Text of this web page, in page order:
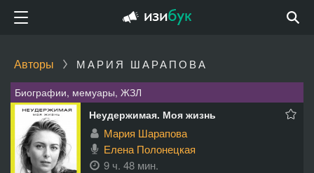
Авторы МАРИЯ ШАРАПОВА
Биографии, мемуары, ЖЗЛ
Неудержимая. Моя жизнь
Мария Шарапова
Елена Полонецкая
9 ч. 48 мин.